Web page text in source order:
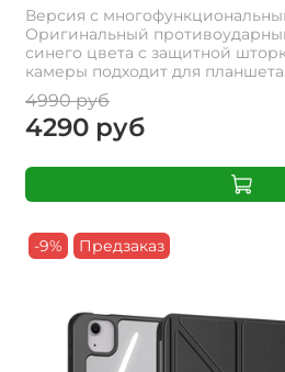
Версия с
Оригинальный
синего цвета с защитной
камеры подходит для
4990 руб
4290 руб
-9% Предзаказ